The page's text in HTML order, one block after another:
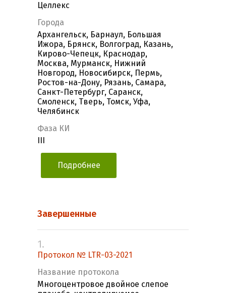
Целлекс
Города
Архангельск, Барнаул, Большая
Ижора, Брянск, Волгоград, Казань,
Кирово-Чепецк, Краснодар,
Москва, Мурманск, Нижний
Новгород, Новосибирск, Пермь,
Ростов-на-Дону, Рязань, Самара,
Санкт-Петербург, Саранск,
Смоленск, Тверь, Томск, Уфа,
Челябинск
Фаза КИ
Подробнее
Завершенные
1.
Протокол № LTR-03-2021
Название протокола
Многоцентровое двойное слепое